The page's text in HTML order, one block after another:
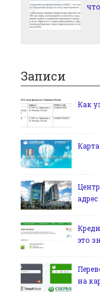
Записи
Как
это
на